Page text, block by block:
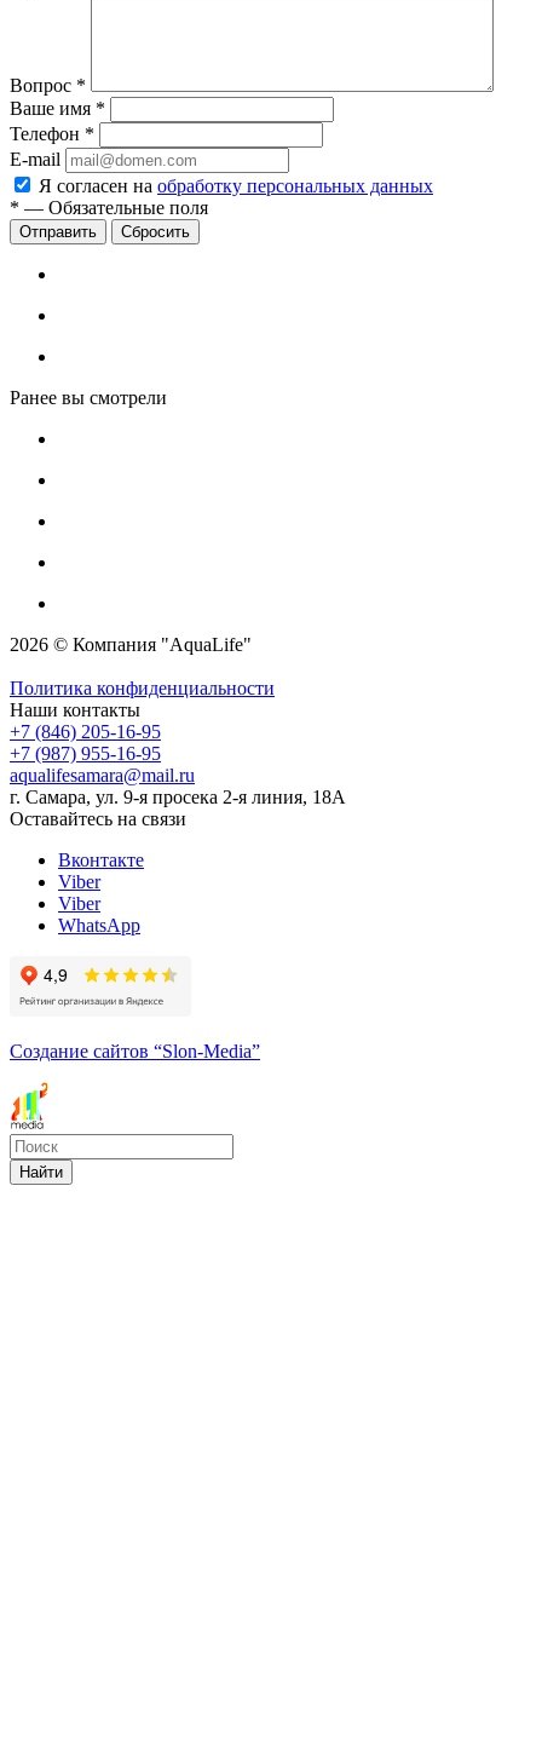
Вопрос *
Ваше имя *
Телефон *
E-mail
Я согласен на обработку персональных данных
* — Обязательные поля
Сбросить
Ранее вы смотрели
2026 © Компания "AquaLife"
Политика конфиденциальности
Наши контакты
+7 (846) 205-16-95
+7 (987) 955-16-95
aqualifesamara@mail.ru
г. Самара, ул. 9-я просека 2-я линия, 18А
Оставайтесь на связи
Вконтакте
Viber
Viber
WhatsApp
Создание сайтов “Slon-Media”
Найти